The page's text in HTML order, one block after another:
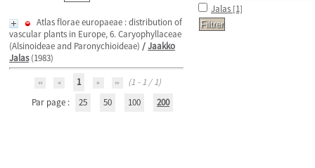
Atlas florae europaeae : distribution of
vascular plants in Europe, 6. Caryophyllaceae
(Alsinoideae and Paronychioideae) /Jaakko
Jalas(1983)
1
(1 - 1 / 1)
Par page :
25 50 100 200
Jalas [1]